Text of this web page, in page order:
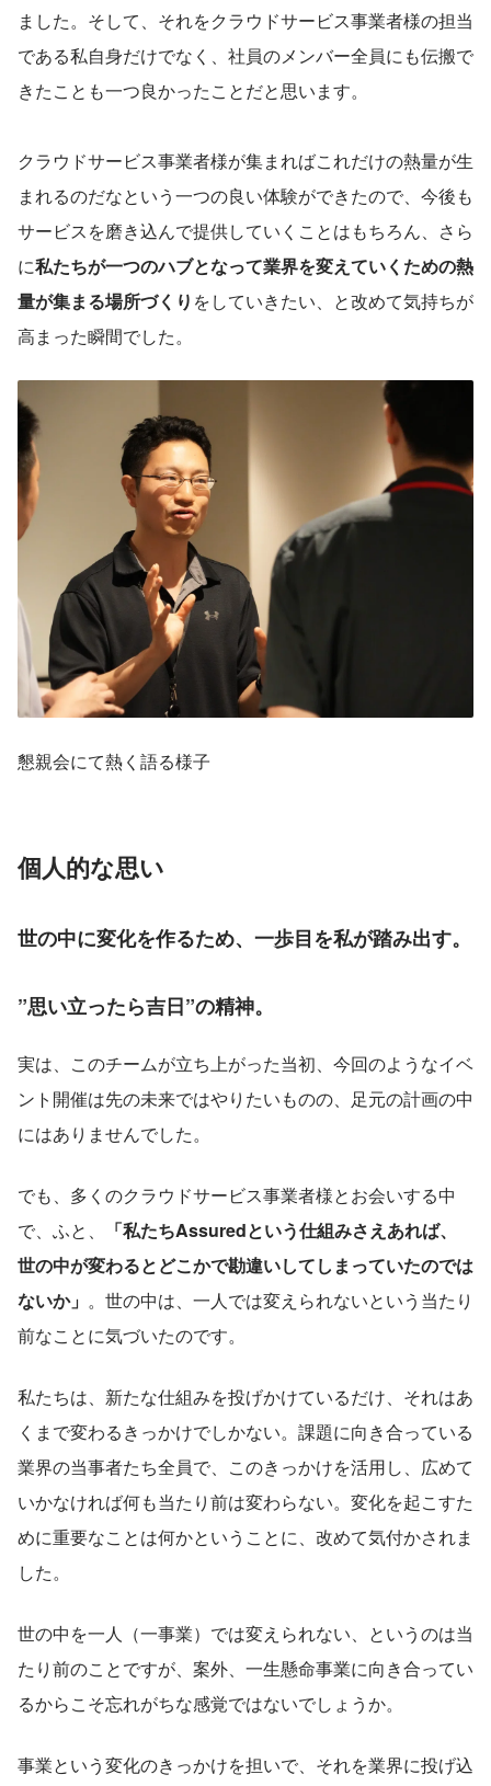
ました。そして、それをクラウドサービス事業者様の担当
である私自身だけでなく、社員のメンバー全員にも伝搬で
きたことも一つ良かったことだと思います。
クラウドサービス事業者様が集まればこれだけの熱量が生
まれるのだなという一つの良い体験ができたので、今後も
サービスを磨き込んで提供していくことはもちろん、さら
に私たちが一つのハブとなって業界を変えていくための熱
量が集まる場所づくり をしていきたい、と改めて気持ちが
高まった瞬間でした。
懇親会にて熱く語る様子
個人的な思い
世の中に変化を作るため、一歩目を私が踏み出す。
”思い立ったら吉日”の精神。
実は、このチームが立ち上がった当初、今回のようなイベ
ント開催は先の未来ではやりたいものの、足元の計画の中
にはありませんでした。
でも、多くのクラウドサービス事業者様とお会いする中
で、ふと、
「私たちAssuredという仕組みさえあれば、
世の中が変わるとどこかで勘違いしてしまっていたのでは
ないか」 。世の中は、一人では変えられないという当たり
前なことに気づいたのです。
私たちは、新たな仕組みを投げかけているだけ、それはあ
くまで変わるきっかけでしかない。課題に向き合っている
業界の当事者たち全員で、このきっかけを活用し、広めて
いかなければ何も当たり前は変わらない。変化を起こすた
めに重要なことは何かということに、改めて気付かされま
した。
世の中を一人（一事業）では変えられない、というのは当
たり前のことですが、案外、一生懸命事業に向き合ってい
るからこそ忘れがちな感覚ではないでしょうか。
事業という変化のきっかけを担いで、それを業界に投げ込